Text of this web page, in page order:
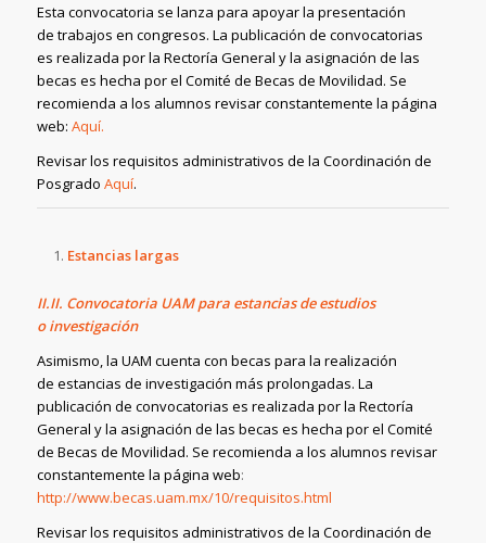
Esta convocatoria se lanza para apoyar la presentación
de trabajos en congresos. La publicación de convocatorias
es realizada por la Rectoría General y la asignación de las
becas es hecha por el Comité de Becas de Movilidad. Se
recomienda a los alumnos revisar constantemente la página
web: Aquí.
Revisar los requisitos administrativos de la Coordinación de
Posgrado Aquí.
Estancias largas
II.II. Convocatoria UAM para estancias de estudios
o investigación
Asimismo, la UAM cuenta con becas para la realización
de estancias de investigación más prolongadas. La
publicación de convocatorias es realizada por la Rectoría
General y la asignación de las becas es hecha por el Comité
de Becas de Movilidad. Se recomienda a los alumnos revisar
constantemente la página web:
http://www.becas.uam.mx/10/requisitos.html
Revisar los requisitos administrativos de la Coordinación de